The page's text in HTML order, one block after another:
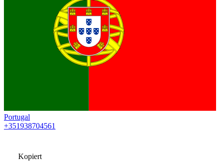
Portugal
+351938704561
Kopiert